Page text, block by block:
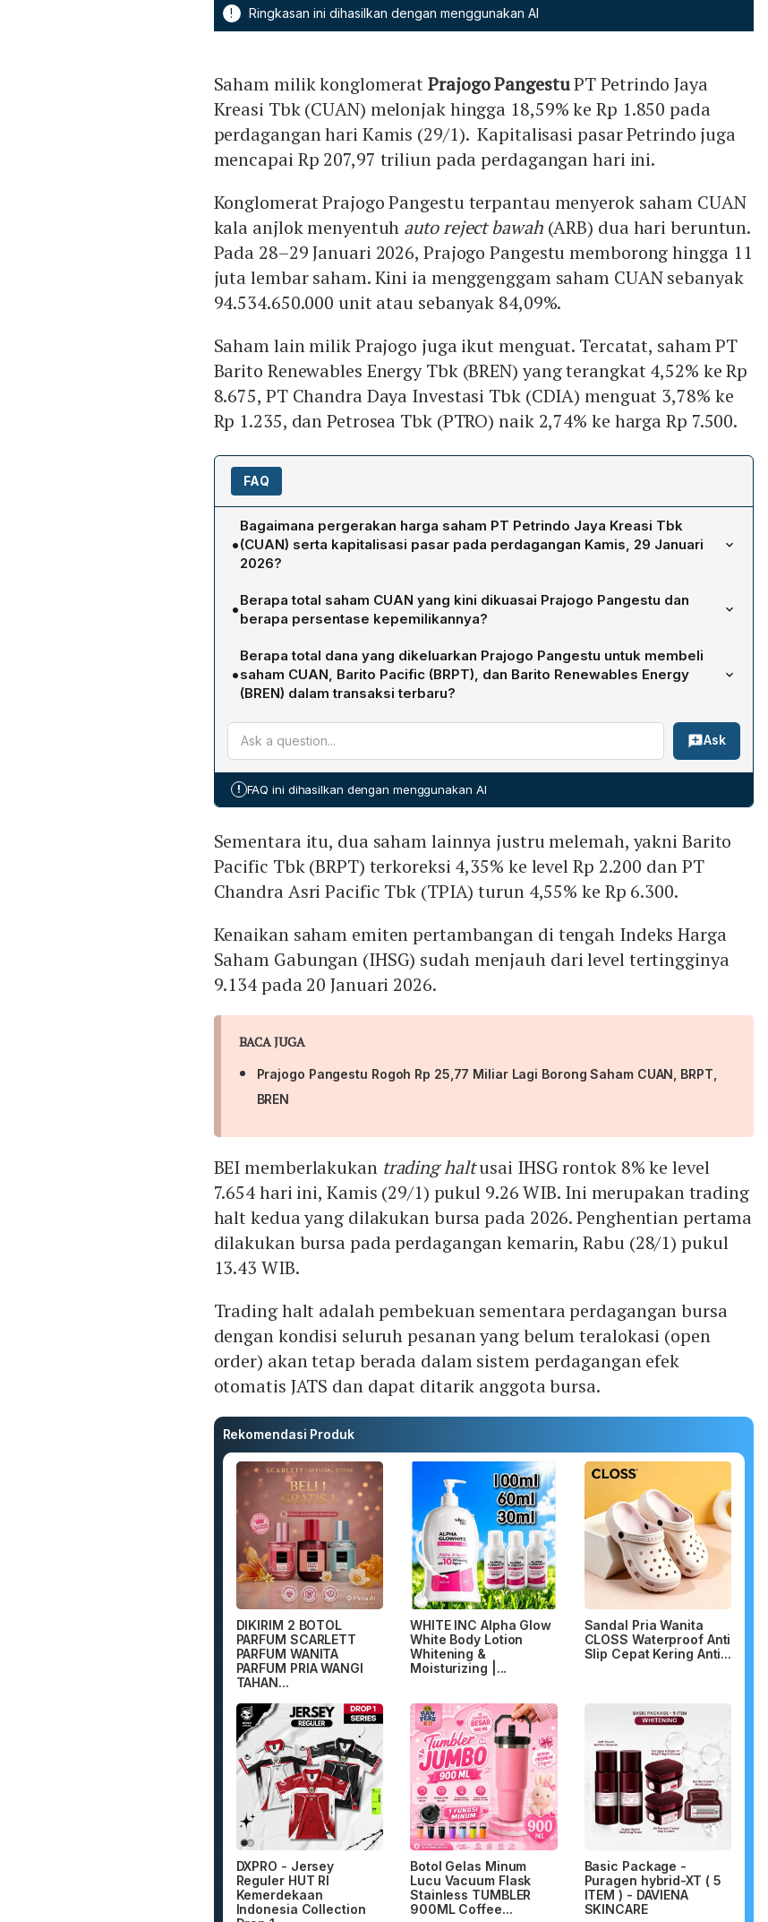
! Ringkasan ini dihasilkan dengan menggunakan AI
Saham milik konglomeratPrajogo PangestuPT Petrindo Jaya
Kreasi Tbk (CUAN) melonjak hingga 18,59% ke Rp 1.850 pada
perdagangan hari Kamis (29/1). Kapitalisasi pasar Petrindo juga
mencapai Rp 207,97 triliun pada perdagangan hari ini.
Konglomerat Prajogo Pangestu terpantau menyerok saham CUAN
kala anjlok menyentuh auto reject bawah (ARB) dua hari beruntun.
Pada 28–29 Januari 2026, Prajogo Pangestu memborong hingga 11
juta lembar saham. Kini ia menggenggam saham CUAN sebanyak
94.534.650.000 unit atau sebanyak 84,09%.
Saham lain milik Prajogo juga ikut menguat. Tercatat, saham PT
Barito Renewables Energy Tbk (BREN) yang terangkat 4,52% ke Rp
8.675, PT Chandra Daya Investasi Tbk (CDIA) menguat 3,78% ke
Rp 1.235, dan Petrosea Tbk (PTRO) naik 2,74% ke harga Rp 7.500.
FAQ
•
Bagaimana pergerakan harga saham PT Petrindo Jaya Kreasi Tbk
(CUAN) serta kapitalisasi pasar pada perdagangan Kamis, 29 Januari
2026?
Pada perdagangan Kamis, 29 Januari 2026, saham CUAN melonjak 18,59% menjadi
Rp 1.850 per lembar. Kapitalisasi pasar Petrindo pada hari itu mencapai Rp 207,97
triliun.
•Berapa total saham CUAN yang kini dikuasai Prajogo Pangestu dan
berapa persentase kepemilikannya?
Setelah pembelian 11 juta lembar pada 28–29 Januari, Prajogo Pangestu kini
memegang 94.534.650.000 saham CUAN, setara dengan 84,09% total saham yang
beredar.
•
Berapa total dana yang dikeluarkan Prajogo Pangestu untuk membeli
saham CUAN, Barito Pacific (BRPT), dan Barito Renewables Energy
(BREN) dalam transaksi terbaru?
Dalam transaksi terbaru, Prajogo menghabiskan Rp 4,33 miliar untuk 2,5 juta saham
CUAN, hampir Rp 13 miliar untuk 5 juta saham BRPT, dan sekitar Rp 8,5 miliar untuk
900 ribu saham BREN. Total pengeluaran mencapai kira‑kira Rp 25,77 miliar.
Ask
! FAQ ini dihasilkan dengan menggunakan AI
Sementara itu, dua saham lainnya justru melemah, yakni Barito
Pacific Tbk (BRPT) terkoreksi 4,35% ke level Rp 2.200 dan PT
Chandra Asri Pacific Tbk (TPIA) turun 4,55% ke Rp 6.300.
Kenaikan saham emiten pertambangan di tengah Indeks Harga
Saham Gabungan (IHSG) sudah menjauh dari level tertingginya
9.134 pada 20 Januari 2026.
BACA JUGA
Prajogo Pangestu Rogoh Rp 25,77 Miliar Lagi Borong Saham CUAN, BRPT,
BREN
BEI memberlakukan trading haltusai IHSG rontok 8% ke level
7.654 hari ini, Kamis (29/1) pukul 9.26 WIB. Ini merupakan trading
halt kedua yang dilakukan bursa pada 2026. Penghentian pertama
dilakukan bursa pada perdagangan kemarin, Rabu (28/1) pukul
13.43 WIB.
Trading halt adalah pembekuan sementara perdagangan bursa
dengan kondisi seluruh pesanan yang belum teralokasi (open
order) akan tetap berada dalam sistem perdagangan efek
otomatis JATS dan dapat ditarik anggota bursa.
Rekomendasi Produk
DIKIRIM 2 BOTOL
PARFUM SCARLETT
PARFUM WANITA
PARFUM PRIA WANGI
TAHAN...
WHITE INC Alpha Glow
White Body Lotion
Whitening &
Moisturizing |...
Sandal Pria Wanita
CLOSS Waterproof Anti
Slip Cepat Kering Anti...
DXPRO - Jersey
Reguler HUT RI
Kemerdekaan
Indonesia Collection
Botol Gelas Minum
Lucu Vacuum Flask
Stainless TUMBLER
900ML Coffee...
Basic Package -
Puragen hybrid-XT ( 5
ITEM ) - DAVIENA
SKINCARE